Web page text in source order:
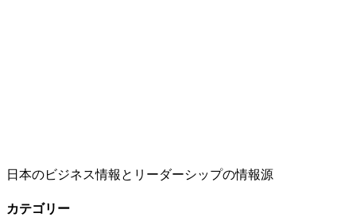
日本のビジネス情報とリーダーシップの情報源
カテゴリー